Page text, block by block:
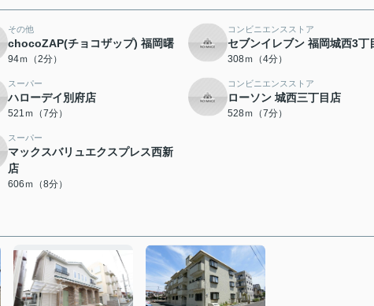
その他
chocoZAP(チョコザップ) 福岡曙
94ｍ（2分）
コンビニエンスストア
セブンイレブン 福岡城西3丁
308ｍ（4分）
スーパー
ハローデイ別府店
521ｍ（7分）
コンビニエンスストア
ローソン 城西三丁目店
528ｍ（7分）
スーパー
マックスバリュエクスプレス西新
店
606ｍ（8分）